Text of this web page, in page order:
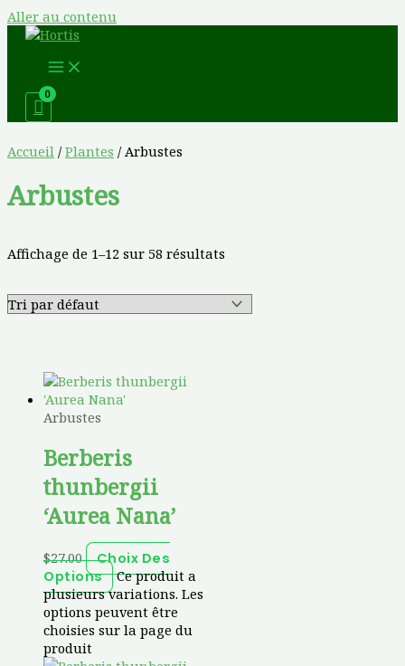
Aller au contenu
Accueil / Plantes / Arbustes
Arbustes
Affichage de 1–12 sur 58 résultats
Arbustes
Berberis
thunbergii
‘Aurea Nana’
$27.00
Choix Des
Options
Ce produit a
plusieurs variations. Les
options peuvent être
choisies sur la page du
produit